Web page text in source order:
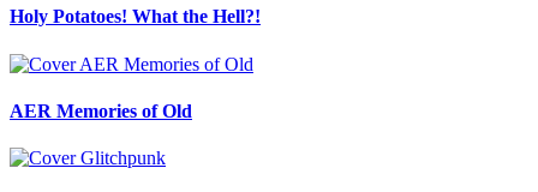
Holy Potatoes! What the Hell?!
AER Memories of Old